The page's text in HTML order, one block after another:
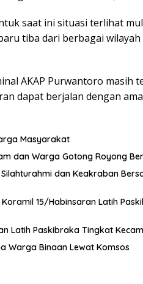
saat ini situasi terlihat
tiba dari berbagai
AKAP Purwantoro masih
dapat berjalan dengan
Masyarakat
dan Warga Gotong Royong
dan Keakraban
Koramil 15/Habinsaran Latih
Latih Paskibraka Tingkat
Warga Binaan Lewat Komsos